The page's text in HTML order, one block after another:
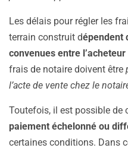
Les délais pour régler les
terrain construit dépendent
convenues entre
frais de notaire doivent être
l’acte de vente chez le
Toutefois, il est possible de
paiement échelonné ou
certaines conditions. Dans